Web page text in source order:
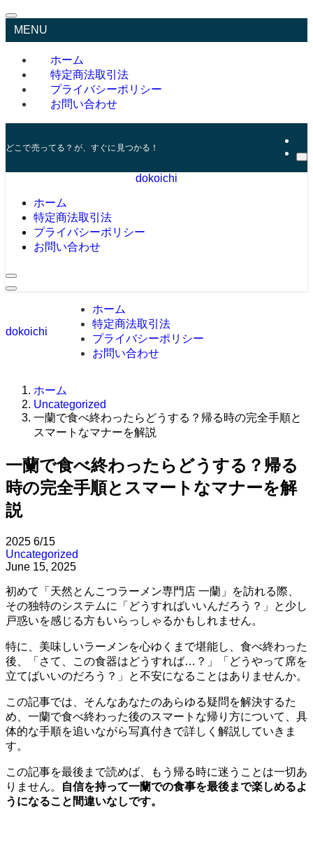
MENU
ホーム
特定商法取引法
プライバシーポリシー
お問い合わせ
どこで売ってる？が、すぐに見つかる！
dokoichi
ホーム
特定商法取引法
プライバシーポリシー
お問い合わせ
dokoichi
ホーム
特定商法取引法
プライバシーポリシー
お問い合わせ
ホーム
Uncategorized
一蘭で食べ終わったらどうする？帰る時の完全手順と
スマートなマナーを解説
一蘭で食べ終わったらどうする？帰る
時の完全手順とスマートなマナーを解
説
2025 6/15
Uncategorized
June 15, 2025
初めて「天然とんこつラーメン専門店 一蘭」を訪れる際、
その独特のシステムに「どうすればいいんだろう？」と少し
戸惑いを感じる方もいらっしゃるかもしれません。
特に、美味しいラーメンを心ゆくまで堪能し、食べ終わった
後、「さて、この食器はどうすれば…？」「どうやって席を
立てばいいのだろう？」と不安になることはありませんか。
この記事では、そんなあなたのあらゆる疑問を解決するた
め、一蘭で食べ終わった後のスマートな帰り方について、具
体的な手順を追いながら写真付きで詳しく解説していきま
す。
この記事を最後まで読めば、もう帰る時に迷うことは一切あ
りません。
自信を持って一蘭での食事を最後まで楽しめるよ
うになること間違いなしです。